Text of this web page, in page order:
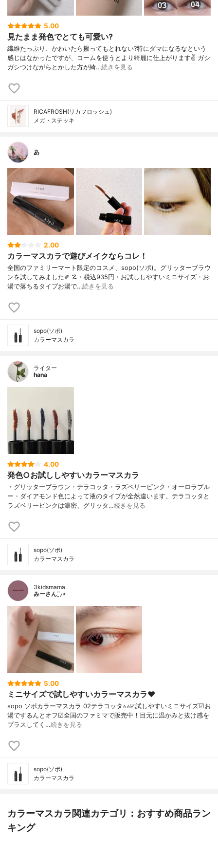
5.00
見たまま発色でとても可愛い?
繊維たっぷり、かわいたら擦ってもとれない?特にダマになるなという
感じはなかったですが、コームを使うとより綺麗に仕上がります✌️ ガシ
ガシつけながらとかした方が綺…続きを見る
RICAFROSH(リカフロッシュ)
メガ・ステッキ
あ
2.00
カラーマスカラで遊びメイクならコレ！
全国のファミリーマート限定のコスメ、sopo(ソポ)。グリッターブラウ
ンを試してみました✐ ☡・税込935円・お試ししやすいミニサイズ・お
湯で落ちるタイプお湯で…続きを見る
sopo(ソポ)
カラーマスカラ
ライター
hana
4.00
発色○お試ししやすいカラーマスカラ
・グリッターブラウン・テラコッタ・ラズベリーピンク・オーロラブル
ー・ダイアモンド色によって液のタイプが全然違います。テラコッタと
ラズベリーピンクは濃密、グリッタ…続きを見る
sopo(ソポ)
カラーマスカラ
3kidsmama
みーさん¨̮⸝⋆
5.00
ミニサイズで試しやすいカラーマスカラ♥︎
sopo ソポカラーマスカラ 02テラコッタ⭐︎⭐︎☑︎試しやすいミニサイズ☑︎お
湯でするんとオフ☑︎全国のファミマで販売中！目元に温かみと抜け感を
プラスしてく…続きを見る
sopo(ソポ)
カラーマスカラ
カラーマスカラ関連カテゴリ：おすすめ商品ラン
キング